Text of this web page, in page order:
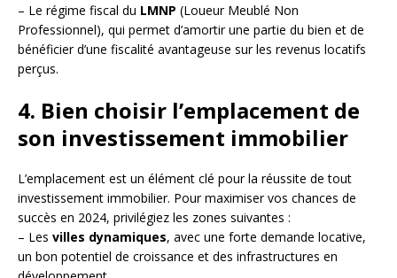
– Le régime fiscal du LMNP (Loueur Meublé Non
Professionnel), qui permet d’amortir une partie du bien et de
bénéficier d’une fiscalité avantageuse sur les revenus locatifs
perçus.
4. Bien choisir l’emplacement de
son investissement immobilier
L’emplacement est un élément clé pour la réussite de tout
investissement immobilier. Pour maximiser vos chances de
succès en 2024, privilégiez les zones suivantes :
– Les villes dynamiques, avec une forte demande locative,
un bon potentiel de croissance et des infrastructures en